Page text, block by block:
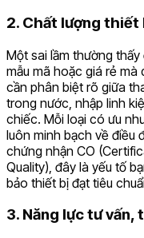
2. Chất lượng thiết
Một sai lầm thường
mẫu mã hoặc giá rẻ mà
cần phân biệt rõ giữa
trong nước, nhập linh
chiếc. Mỗi loại có ưu
luôn minh bạch về điều
chứng nhận CO
Quality), đây là yếu tố
bảo thiết bị đạt tiêu
3. Năng lực tư